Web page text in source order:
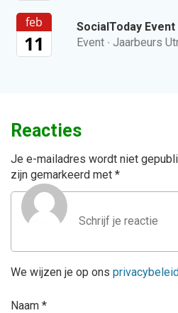
feb
11
SocialToday Event
Event · Jaarbeurs
Reacties
Je e-mailadres wordt niet
zijn gemarkeerd met *
We wijzen je op ons
Naam *